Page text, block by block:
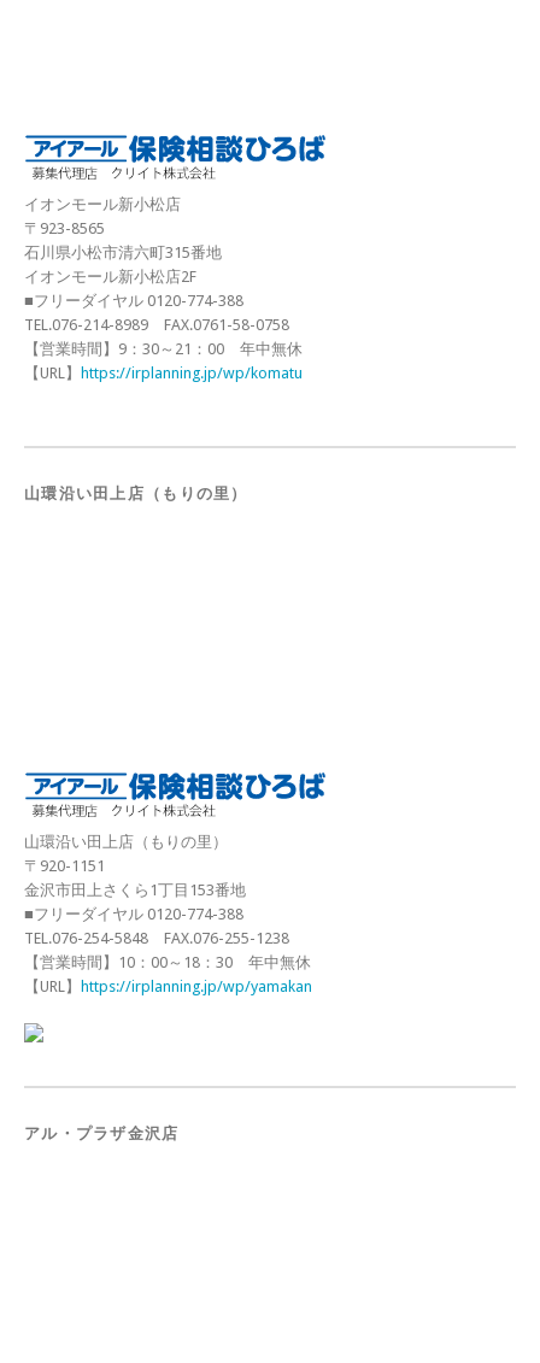
イオンモール新小松店
〒923-8565
石川県小松市清六町315番地
イオンモール新小松店2F
■フリーダイヤル 0120-774-388
TEL.076-214-8989 FAX.0761-58-0758
【営業時間】9：30～21：00 年中無休
【URL】 https://irplanning.jp/wp/komatu
山環沿い田上店（もりの里）
山環沿い田上店（もりの里）
〒920-1151
金沢市田上さくら1丁目153番地
■フリーダイヤル 0120-774-388
TEL.076-254-5848 FAX.076-255-1238
【営業時間】10：00～18：30 年中無休
【URL】 https://irplanning.jp/wp/yamakan
アル・プラザ金沢店